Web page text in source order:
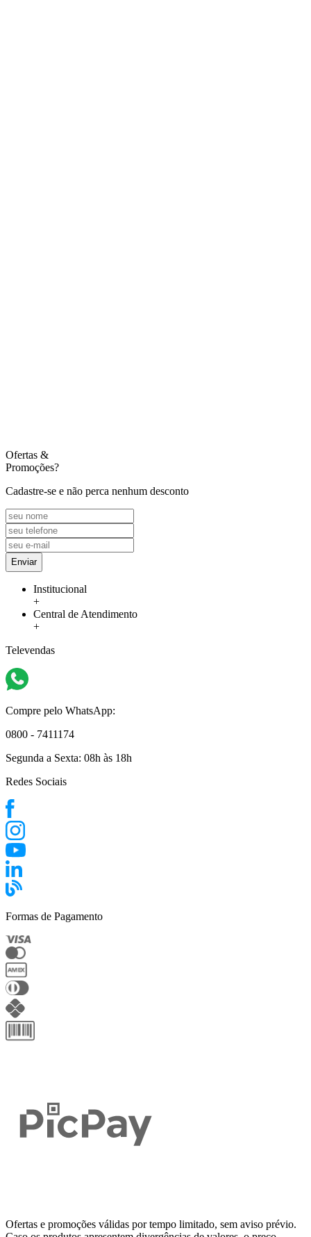
Ofertas &
Promoções?
Cadastre-se e não perca nenhum desconto
Enviar
Institucional
+
Central de Atendimento
+
Televendas
Compre pelo WhatsApp:
0800 - 7411174
Segunda a Sexta: 08h às 18h
Redes Sociais
Formas de Pagamento
Ofertas e promoções válidas por tempo limitado, sem aviso prévio.